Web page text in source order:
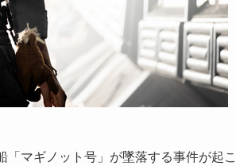
マギノット号」が墜落する事件が起